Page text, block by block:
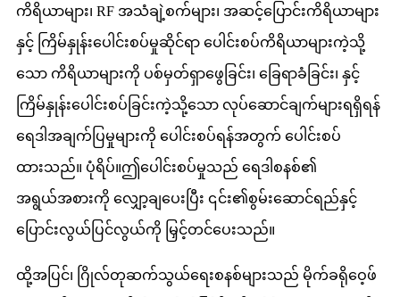
ကိရိယာများ၊ RF အသံချဲ့စက်များ၊ အဆင့်ပြောင်းကိရိယာများ
နှင့် ကြိမ်နှုန်းပေါင်းစပ်မှုဆိုင်ရာ ပေါင်းစပ်ကိရိယာများကဲ့သို့
သော ကိရိယာများကို ပစ်မှတ်ရှာဖွေခြင်း၊ ခြေရာခံခြင်း၊ နှင့်
ကြိမ်နှုန်းပေါင်းစပ်ခြင်းကဲ့သို့သော လုပ်ဆောင်ချက်များရရှိရန်
ရေဒါအချက်ပြမှုများကို ပေါင်းစပ်ရန်အတွက် ပေါင်းစပ်
ထားသည်။ ပုံရိပ်။ဤပေါင်းစပ်မှုသည် ရေဒါစနစ်၏
အရွယ်အစားကို လျှော့ချပေးပြီး ၎င်း၏စွမ်းဆောင်ရည်နှင့်
ပြောင်းလွယ်ပြင်လွယ်ကို မြှင့်တင်ပေးသည်။
ထို့အပြင်၊ ဂြိုလ်တုဆက်သွယ်ရေးစနစ်များသည် မိုက်ခရိုဝေ့ဖ်